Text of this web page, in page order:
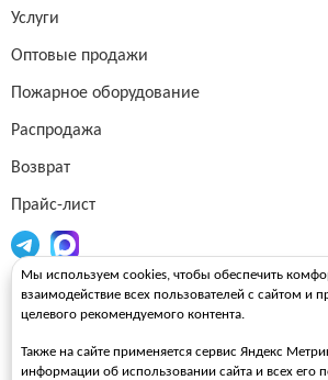
Услуги
Оптовые продажи
Пожарное оборудование
Распродажа
Возврат
Прайс-лист
Огнетушители
Пожарные стволы
Мы используем cookies, чтобы обеспечить
взаимодействие всех пользователей с сайтом и
целевого рекомендуемого контента.
Также на сайте применяется сервис Яндекс
информации об использовании сайта и всех его